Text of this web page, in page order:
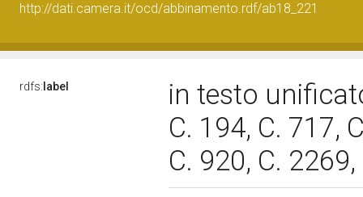
http://dati.camera.it/ocd/abbinamento.rdf/ab18_221
rdfs: label
in testo
C. 194, C. 717,
C. 920, C.